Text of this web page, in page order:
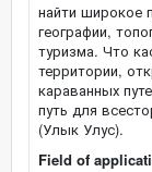
найти широкое
географии,
туризма. Что
территории,
караванных
путь для
(Улык Улус).
Field of